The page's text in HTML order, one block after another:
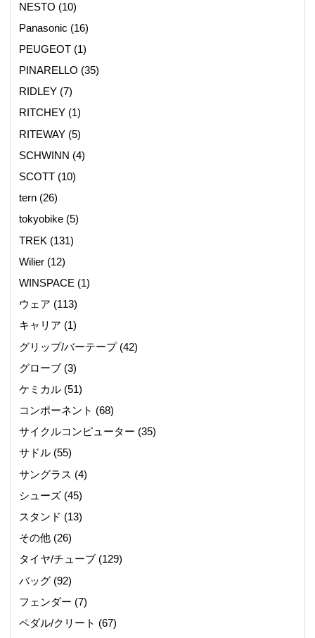
NESTO (10)
Panasonic (16)
PEUGEOT(1)
PINARELLO (35)
RIDLEY(7)
RITCHEY(1)
RITEWAY(5)
SCHWINN (4)
SCOTT(10)
tern(26)
tokyobike(5)
TREK (131)
Wilier(12)
WINSPACE (1)
ウェア (113)
キャリア (1)
グリップ/バーテープ(42)
グローブ(3)
ケミカル(51)
コンポーネント (68)
サイクルコンピューター (35)
サドル(55)
サングラス (4)
シューズ(45)
スタンド (13)
その他(26)
タイヤ/チューブ(129)
バッグ(92)
フェンダー (7)
ペダル/クリート (67)